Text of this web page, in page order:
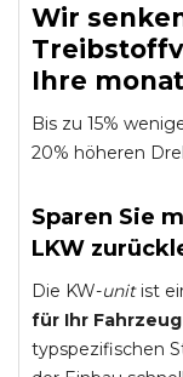
Wir
Ihre
Bis zu 15%
20% höheren
Sparen Sie
LKW
Die KW-unitist
für Ihr
typspezifischen